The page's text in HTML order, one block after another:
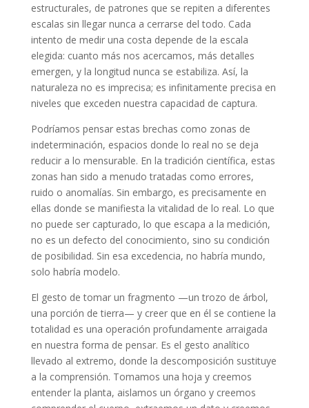
estructurales, de patrones que se repiten a diferentes
escalas sin llegar nunca a cerrarse del todo. Cada
intento de medir una costa depende de la escala
elegida: cuanto más nos acercamos, más detalles
emergen, y la longitud nunca se estabiliza. Así, la
naturaleza no es imprecisa; es infinitamente precisa en
niveles que exceden nuestra capacidad de captura.
Podríamos pensar estas brechas como zonas de
indeterminación, espacios donde lo real no se deja
reducir a lo mensurable. En la tradición científica, estas
zonas han sido a menudo tratadas como errores,
ruido o anomalías. Sin embargo, es precisamente en
ellas donde se manifiesta la vitalidad de lo real. Lo que
no puede ser capturado, lo que escapa a la medición,
no es un defecto del conocimiento, sino su condición
de posibilidad. Sin esa excedencia, no habría mundo,
solo habría modelo.
El gesto de tomar un fragmento —un trozo de árbol,
una porción de tierra— y creer que en él se contiene la
totalidad es una operación profundamente arraigada
en nuestra forma de pensar. Es el gesto analítico
llevado al extremo, donde la descomposición sustituye
a la comprensión. Tomamos una hoja y creemos
entender la planta, aislamos un órgano y creemos